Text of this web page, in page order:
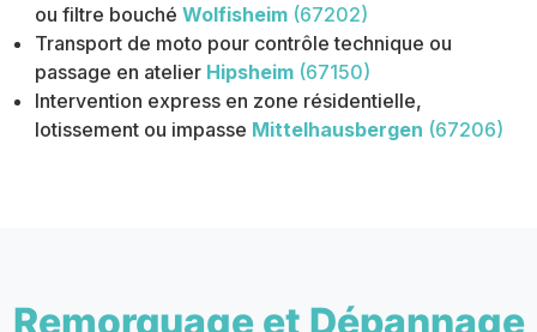
ou filtre bouché Wolfisheim (67202)
Transport de moto pour contrôle technique ou
passage en atelier Hipsheim (67150)
Intervention express en zone résidentielle,
lotissement ou impasse Mittelhausbergen (67206)
Remorquage et Dépannage